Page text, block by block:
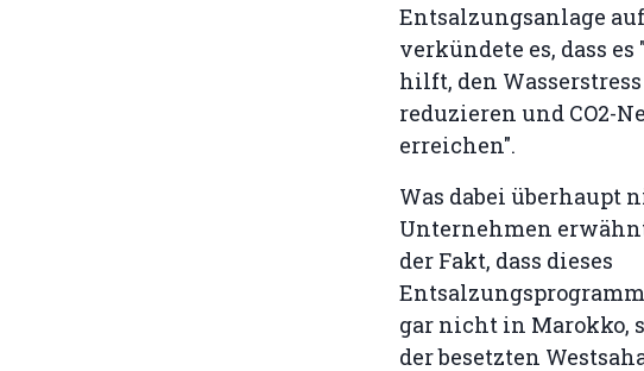
Entsalzungsanlage
verkündete es, dass
hilft, den
reduzieren und CO2-
erreichen".
Was dabei überhaupt
Unternehmen
der Fakt, dass dieses
gar nicht in Marokko,
der besetzten